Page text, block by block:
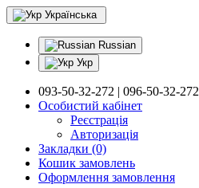
Українська
Russian
Укр
093-50-32-272 | 096-50-32-272
Особистий кабінет
Реєстрація
Авторизація
Закладки (0)
Кошик замовлень
Оформлення замовлення